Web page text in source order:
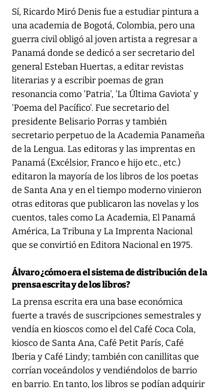
Sí, Ricardo Miró Denis fue a estudiar pintura a
una academia de Bogotá, Colombia, pero una
guerra civil obligó al joven artista a regresar a
Panamá donde se dedicó a ser secretario del
general Esteban Huertas, a editar revistas
literarias y a escribir poemas de gran
resonancia como 'Patria', 'La Última Gaviota' y
'Poema del Pacífico'. Fue secretario del
presidente Belisario Porras y también
secretario perpetuo de la Academia Panameña
de la Lengua. Las editoras y las imprentas en
Panamá (Excélsior, Franco e hijo etc., etc.)
editaron la mayoría de los libros de los poetas
de Santa Ana y en el tiempo moderno vinieron
otras editoras que publicaron las novelas y los
cuentos, tales como La Academia, El Panamá
América, La Tribuna y La Imprenta Nacional
que se convirtió en Editora Nacional en 1975.
Álvaro ¿cómo era el sistema de distribución de la
prensa escrita y de los libros?
La prensa escrita era una base económica
fuerte a través de suscripciones semestrales y
vendía en kioscos como el del Café Coca Cola,
kiosco de Santa Ana, Café Petit París, Café
Iberia y Café Lindy; también con canillitas que
corrían voceándolos y vendiéndolos de barrio
en barrio. En tanto, los libros se podían adquirir